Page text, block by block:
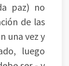
paz) no
de las
una vez y
luego